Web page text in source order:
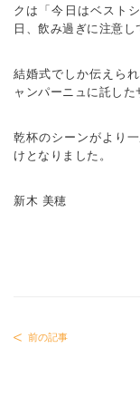
クは「今日はベスト
日、飲み過ぎに注意し
結婚式でしか伝えら
ャンパーニュに託した
乾杯のシーンがより
けとなりました。
新木 美穂
前の記事